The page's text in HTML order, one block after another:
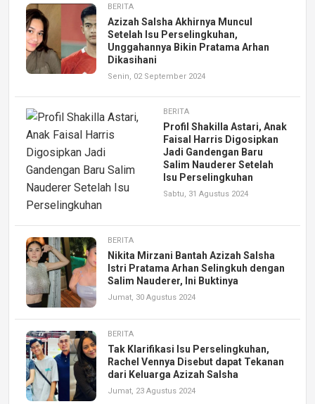
BERITA
Azizah Salsha Akhirnya Muncul
Setelah Isu Perselingkuhan,
Unggahannya Bikin Pratama Arhan
Dikasihani
Senin, 02 September 2024
BERITA
Profil Shakilla Astari, Anak
Faisal Harris Digosipkan
Jadi Gandengan Baru
Salim Nauderer Setelah
Isu Perselingkuhan
Sabtu, 31 Agustus 2024
BERITA
Nikita Mirzani Bantah Azizah Salsha
Istri Pratama Arhan Selingkuh dengan
Salim Nauderer, Ini Buktinya
Jumat, 30 Agustus 2024
BERITA
Tak Klarifikasi Isu Perselingkuhan,
Rachel Vennya Disebut dapat Tekanan
dari Keluarga Azizah Salsha
Jumat, 23 Agustus 2024